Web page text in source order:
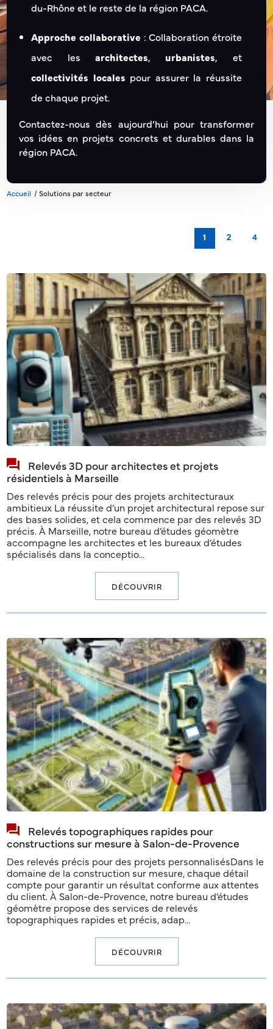
du-Rhône et le reste de la région PACA.
Approche collaborative : Collaboration étroite
avec les architectes, urbanistes, et
collectivités locales pour assurer la réussite
de chaque projet.
Contactez-nous dès aujourd’hui pour transformer
vos idées en projets concrets et durables dans la
région PACA.
Accueil Solutions par secteur
1 2 4
Relevés 3D pour architectes et projets
résidentiels à Marseille
Des relevés précis pour des projets architecturaux
ambitieux La réussite d’un projet architectural repose sur
des bases solides, et cela commence par des relevés 3D
précis. À Marseille, notre bureau d’études géomètre
accompagne les architectes et les bureaux d’études
spécialisés dans la conceptio...
DÉCOUVRIR
Relevés topographiques rapides pour
constructions sur mesure à Salon-de-Provence
Des relevés précis pour des projets personnalisésDans le
domaine de la construction sur mesure, chaque détail
compte pour garantir un résultat conforme aux attentes
du client. À Salon-de-Provence, notre bureau d’études
géomètre propose des services de relevés
topographiques rapides et précis, adap...
DÉCOUVRIR